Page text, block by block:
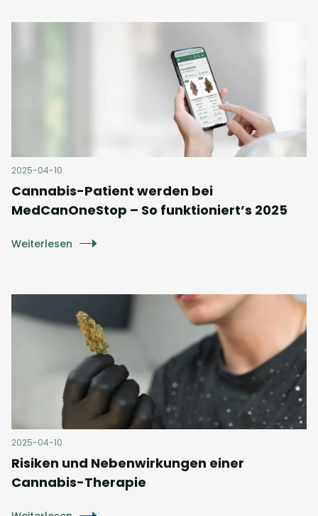
2025-04-10
Cannabis-Patient werden bei
MedCanOneStop – So funktioniert’s 2025
Weiterlesen
2025-04-10
Risiken und Nebenwirkungen einer
Cannabis-Therapie